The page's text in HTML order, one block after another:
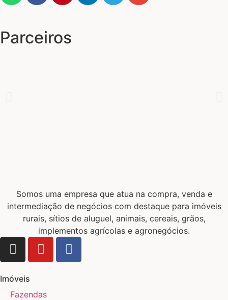
Parceiros
Somos uma empresa que atua na compra, venda e
intermediação de negócios com destaque para imóveis
rurais, sítios de aluguel, animais, cereais, grãos,
implementos agrícolas e agronegócios.
Imóveis
Fazendas